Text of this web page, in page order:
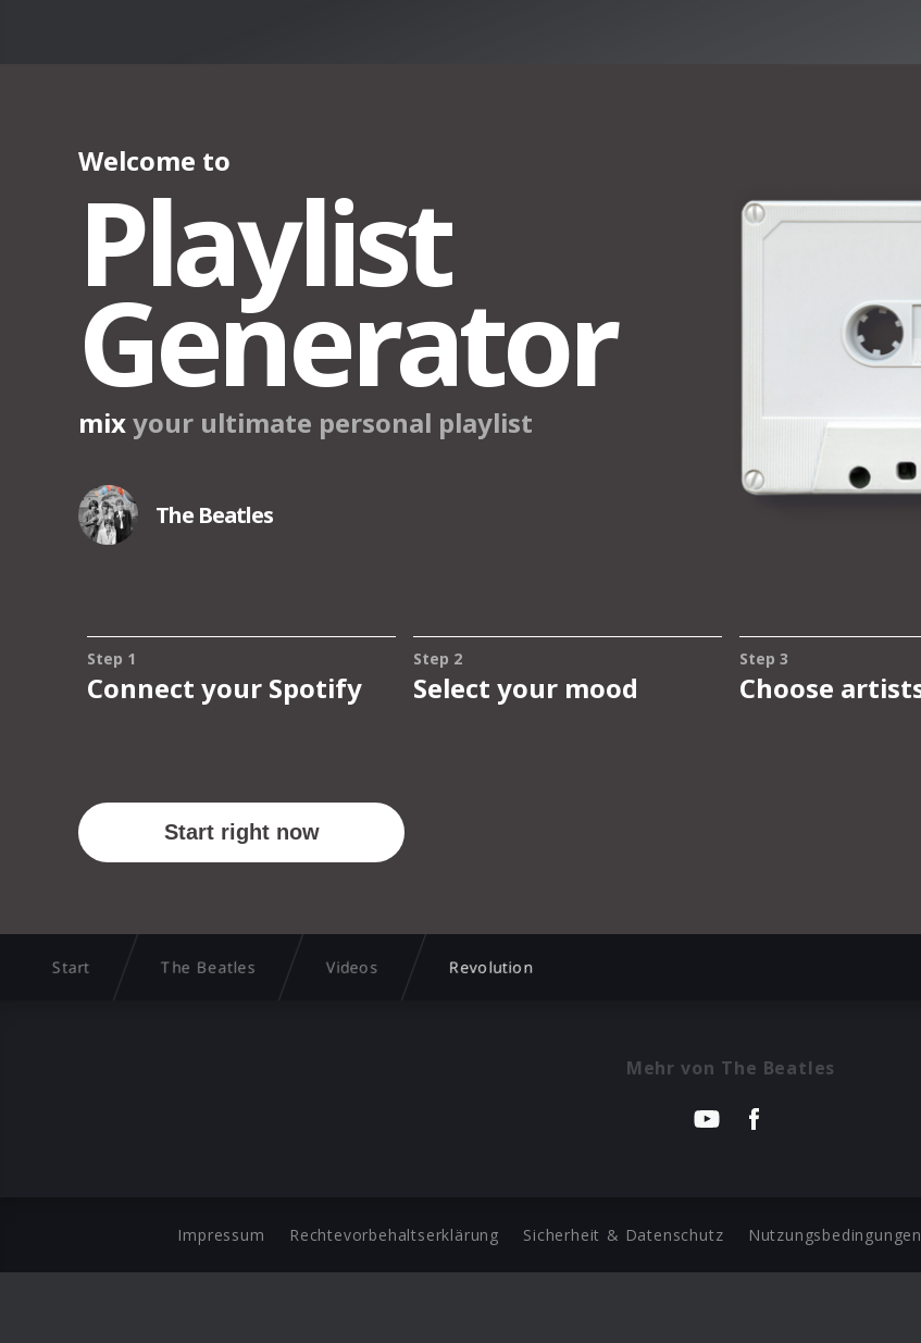
Start The Beatles Videos Revolution
Mehr von The Beatles
Impressum Rechtevorbehaltserklärung Sicherheit & Datenschutz Nutzungsbedingungen